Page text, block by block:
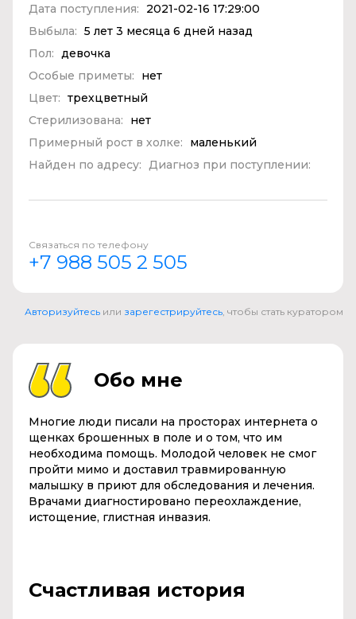
Дата поступления:
2021-02-16 17:29:00
Выбыла: 5 лет 3 месяца 6 дней назад
Пол:
девочка
Особые приметы:
нет
Цвет: трехцветный
Стерилизована:
нет
Примерный рост в холке:
маленький
Найден по адресу:
Диагноз при поступлении:
Связаться по телефону
+7 988 505 2 505
Авторизуйтесь или зарегестрируйтесь , чтобы стать куратором
Обо мне
Многие люди писали на просторах интернета о
щенках брошенных в поле и о том, что им
необходима помощь. Молодой человек не смог
пройти мимо и доставил травмированную
малышку в приют для обследования и лечения.
Врачами диагностировано переохлаждение,
истощение, глистная инвазия.
Счастливая история